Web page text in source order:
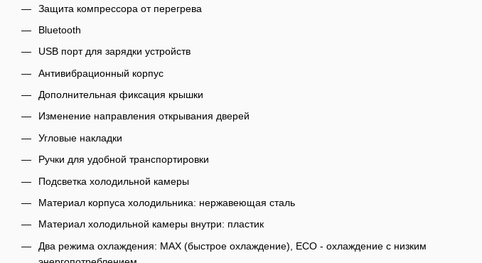
Защита компрессора от перегрева
Bluetooth
USB порт для зарядки устройств
Антивибрационный корпус
Дополнительная фиксация крышки
Изменение направления открывания дверей
Угловые накладки
Ручки для удобной транспортировки
Подсветка холодильной камеры
Материал корпуса холодильника: нержавеющая сталь
Материал холодильной камеры внутри: пластик
Два режима охлаждения: MAX (быстрое охлаждение), ECO - охлаждение с низким